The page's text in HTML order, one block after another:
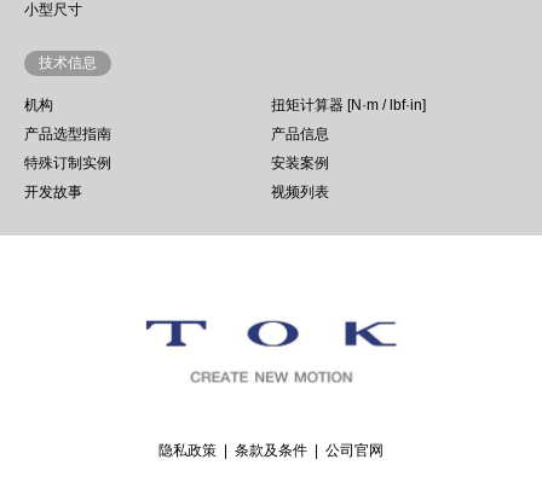
小型尺寸
技术信息
机构
扭矩计算器 [N·m / lbf·in]
产品选型指南
产品信息
特殊订制实例
安装案例
开发故事
视频列表
隐私政策 条款及条件 公司官网